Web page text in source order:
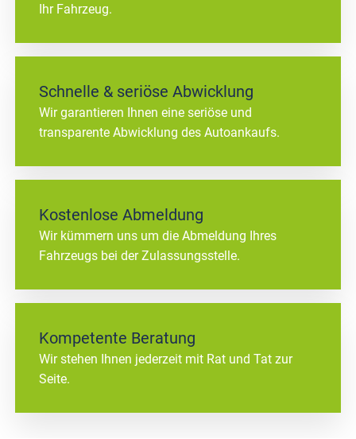
Ihr Fahrzeug.
Schnelle & seriöse Abwicklung
Wir garantieren Ihnen eine seriöse und
transparente Abwicklung des Autoankaufs.
Kostenlose Abmeldung
Wir kümmern uns um die Abmeldung Ihres
Fahrzeugs bei der Zulassungsstelle.
Kompetente Beratung
Wir stehen Ihnen jederzeit mit Rat und Tat zur
Seite.